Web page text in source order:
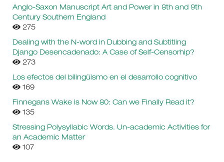
Anglo-Saxon Manuscript Art and Power in 8th and 9th
Century Southern England
275
Dealing with the N-word in Dubbing and Subtitling
Django Desencadenado: A Case of Self-Censorhip?
273
Los efectos del bilingüismo en el desarrollo cognitivo
169
Finnegans Wake is Now 80: Can we Finally Read it?
135
Stressing Polysyllabic Words. Un-academic Activities for
an Academic Matter
107